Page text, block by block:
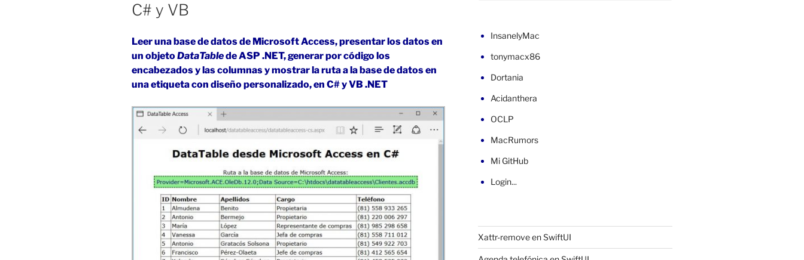
C# y VB
Leer una base de datos de Microsoft Access, presentar los datos en
un objetoDataTablede ASP .NET, generar por código los
encabezados y las columnas y mostrar la ruta a la base de datos en
una etiqueta con diseño personalizado, en C# y VB .NET
InsanelyMac
tonymacx86
Dortania
Acidanthera
OCLP
MacRumors
Mi GitHub
Login...
Xattr-remove en SwiftUI